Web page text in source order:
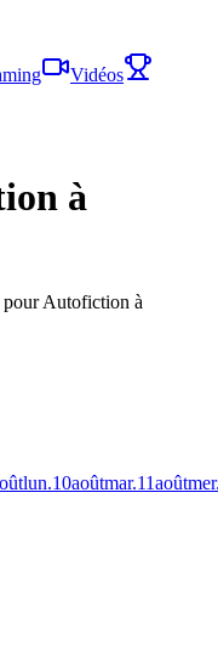
Vidéos
à
pour Autofiction à
lun.10aoûtmar.11août